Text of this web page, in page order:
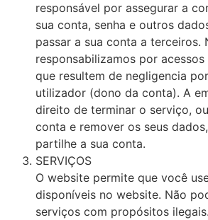
responsável por assegurar a
sua conta, senha e outros
passar a sua conta a terceiros.
responsabilizamos por
que resultem de negligencia
utilizador (dono da conta). A
direito de terminar o serviço,
conta e remover os seus
partilhe a sua conta.
SERVIÇOS
O website permite que você
disponíveis no website. Não
serviços com propósitos ilegais.